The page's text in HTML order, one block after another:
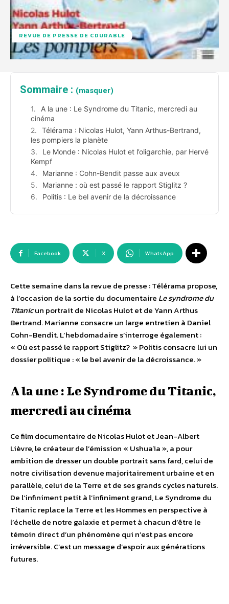
REVUE DE PRESSE DE CDURABLE
Sommaire : (masquer)
A la une : Le Syndrome du Titanic, mercredi au
cinéma
Télérama : Nicolas Hulot, Yann Arthus-Bertrand,
les pompiers la planète
Le Monde : Nicolas Hulot et l’oligarchie, par Hervé
Kempf
Marianne : Cohn-Bendit passe aux aveux
Marianne : où est passé le rapport Stiglitz ?
Politis : Le bel avenir de la décroissance
Facebook X WhatsApp
Cette semaine dans la revue de presse : Télérama propose,
à l’occasion de la sortie du documentaire Le syndrome du
Titanicun portrait de Nicolas Hulot et de Yann Arthus
Bertrand. Marianne consacre un large entretien à Daniel
Cohn-Bendit. L’hebdomadaire s’interroge également :
« Où est passé le rapport Stiglitz? » Politis consacre lui un
dossier politique : « le bel avenir de la décroissance. »
A la une : Le Syndrome du Titanic,
mercredi au cinéma
Ce film documentaire de Nicolas Hulot et Jean-Albert
Lièvre, le créateur de l’émission « Ushuaïa », a pour
ambition de dresser un double portrait sans fard, celui de
notre civilisation devenue majoritairement urbaine et en
parallèle, celui de la Terre et de ses grands cycles naturels.
De l’infiniment petit à l’infiniment grand, Le Syndrome du
Titanic replace la Terre et les Hommes en perspective à
l’échelle de notre galaxie et permet à chacun d’être le
témoin direct d’un phénomène qui n’est pas encore
irréversible. C’est un message d’espoir aux générations
futures.